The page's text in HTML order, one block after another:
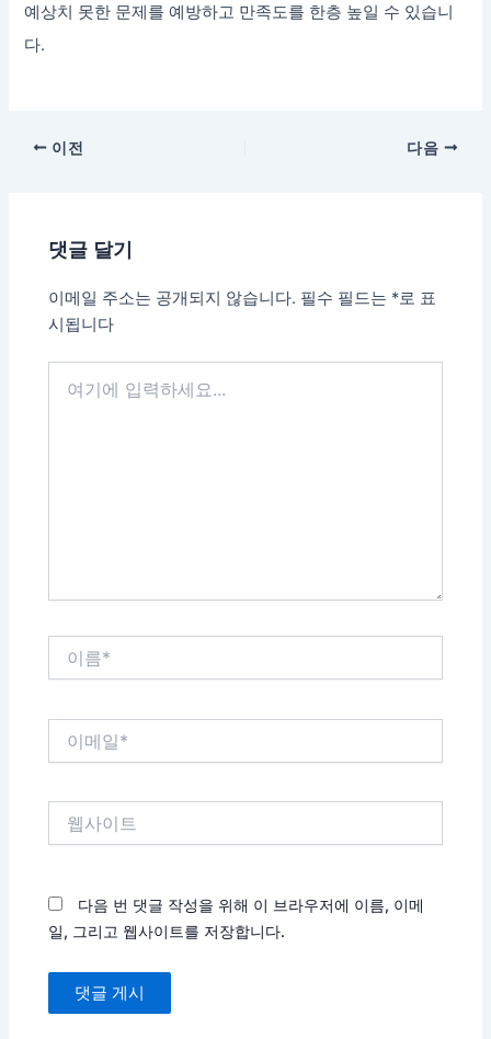
예상치 못한 문제를 예방하고 만족도를 한층 높일 수 있습니
다.
이전 다음
댓글 달기
이메일 주소는 공개되지 않습니다. 필수 필드는 *로 표
시됩니다
다음 번 댓글 작성을 위해 이 브라우저에 이름, 이메
일, 그리고 웹사이트를 저장합니다.